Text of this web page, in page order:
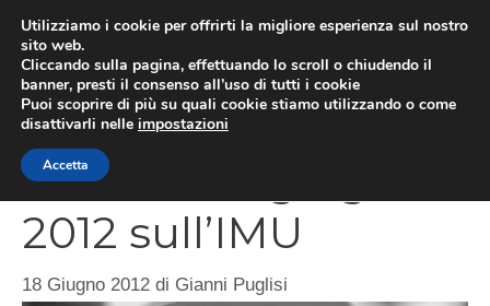
contenuto
Acconto di giugno
2012 sull’IMU
18 Giugno 2012 di Gianni Puglisi
Utilizziamo i cookie per offrirti la migliore esperienza sul nostro
sito web.
Cliccando sulla pagina, effettuando lo scroll o chiudendo il
banner, presti il consenso all’uso di tutti i cookie
Puoi scoprire di più su quali cookie stiamo utilizzando o come
disattivarli nelle impostazioni
Accetta